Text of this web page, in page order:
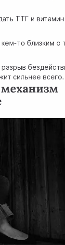
ТТГ и
то близким о
сильнее всего.
механизм